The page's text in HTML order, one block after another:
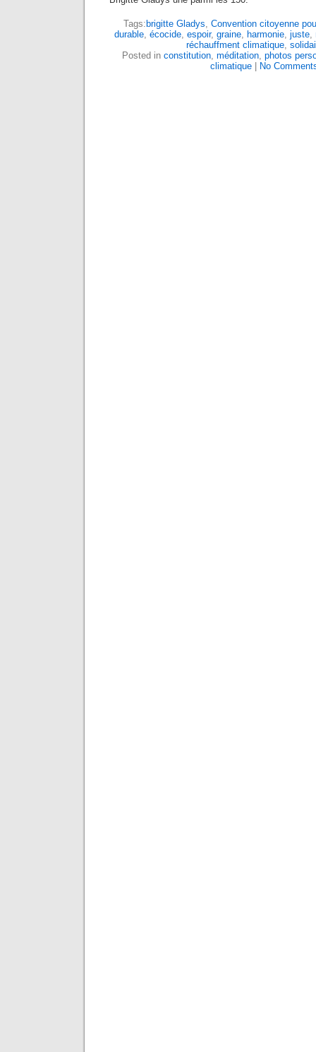
Tags: brigitte Gladys, Convention citoyenne
durable, écocide, espoir, graine, harmonie, juste,
réchauffment climatique,
Posted in constitution, méditation, photos
climatique
No